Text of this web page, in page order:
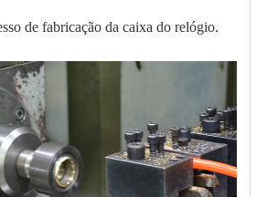
de fabricação da caixa do relógio.